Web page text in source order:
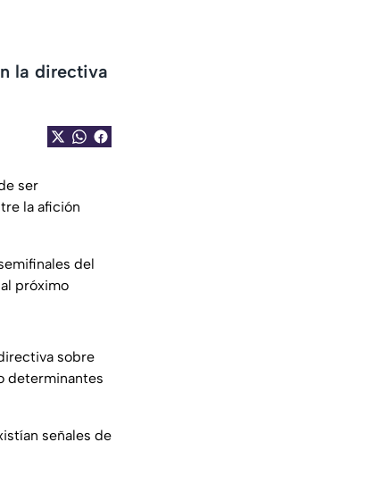
la directiva
ser
la afición
del
próximo
sobre
determinantes
señales de